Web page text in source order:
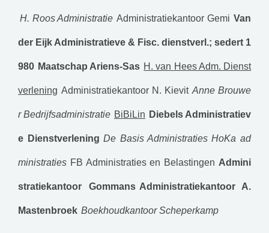
H. Roos Administratie Administratiekantoor Gemi Van
der Eijk Administratieve & Fisc. dienstverl.; sedert 1
980 Maatschap Ariens-Sas H. van Hees Adm. Dienst
verlening Administratiekantoor N. Kievit Anne Brouwe
r Bedrijfsadministratie BiBiLin Diebels Administratiev
e Dienstverlening De Basis Administraties HoKa ad
ministraties FB Administraties en Belastingen Admini
stratiekantoor Gommans Administratiekantoor A.
Mastenbroek Boekhoudkantoor Scheperkamp